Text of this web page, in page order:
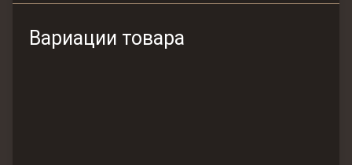
Вариации товара